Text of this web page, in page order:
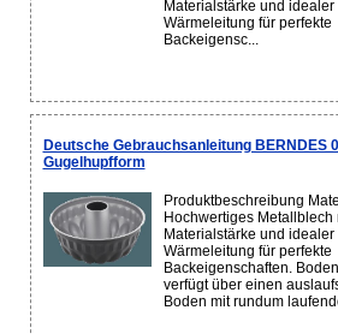
Materialstärke und idealer
Wärmeleitung für perfekte
Backeigensc...
Deutsche Gebrauchsanleitung BERNDES
Gugelhupfform
Produktbeschreibung
Hochwertiges Metallblech
Materialstärke und idealer
Wärmeleitung für perfekte
Backeigenschaften.
verfügt über einen
Boden mit rundum